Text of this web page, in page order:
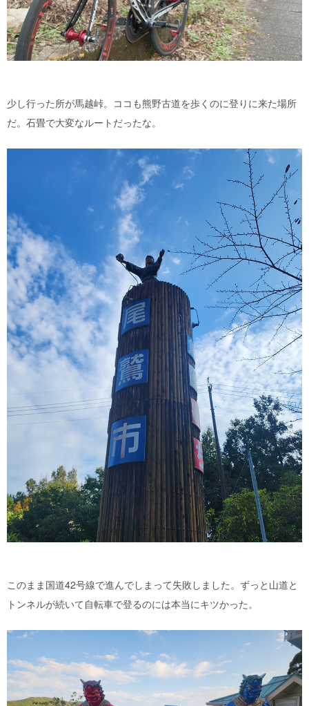
少し行った所が馬越峠。ココも熊野古道を歩くのに登りに来た場所
だ。石畳で大変なルートだったな。
このまま国道42号線で進んでしまって失敗しました。ずっと山道と
トンネルが続いて自転車で登るのには本当にキツかった。